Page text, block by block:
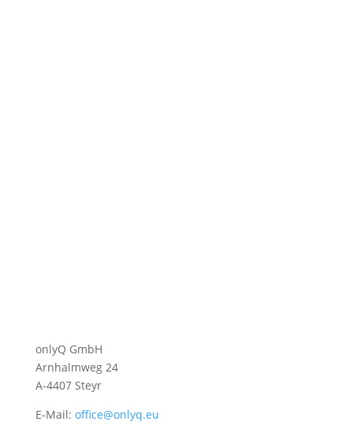
onlyQ GmbH
Arnhalmweg 24
A-4407 Steyr
E-Mail: office@onlyq.eu